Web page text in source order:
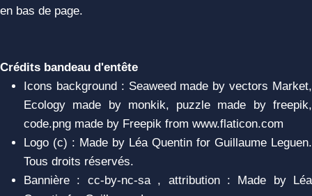
en bas de page.
Crédits bandeau d'entête
Icons background : Seaweed made by vectors Market,
Ecology made by monkik, puzzle made by freepik,
code.png made by Freepik from www.flaticon.com
Logo (c) : Made by Léa Quentin for Guillaume Leguen.
Tous droits réservés.
Bannière : cc-by-nc-sa , attribution : Made by Léa